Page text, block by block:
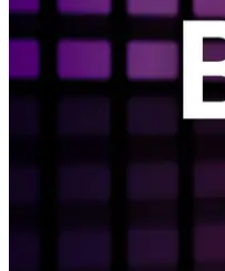
Historique
Précédemment, ERPC affiche
basées sur les données de
enregistrées. Cependant, les
ne reflètent pas toujours le
Par exemple, même une
domestique, mais en réalité,
Angeles-Osaka, causant une